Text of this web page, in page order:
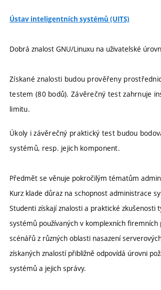
Ústav inteligentních systémů (UITS)
Dobrá znalost GNU/Linuxu na uživatelské
Získané znalosti budou prověřeny
testem (80 bodů). Závěrečný test zahrnuje
limitu.
Úkoly i závěrečný praktický test budou
systémů, resp. jejich komponent.
Předmět se věnuje pokročilým tématům
Kurz klade důraz na schopnost administrace
Studenti získají znalosti a praktické
systémů používaných v komplexních
scénářů z různých oblasti nasazení
získaných znalostí přibližně odpovídá úrovni
systémů a jejich správy.